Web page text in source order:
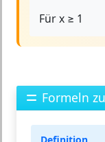
Für x ≥ 1
Formeln
Definition